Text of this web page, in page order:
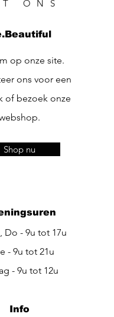
ONS
op onze site.
ons voor een
of bezoek onze
Shop nu
Do - 9u tot 17u
- 9u tot 21u
- 9u tot 12u
Info